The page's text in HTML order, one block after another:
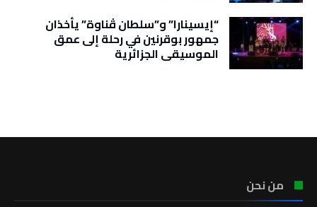
“إيسينارا” و”سلطان ڤناوة” يأخذان
جمهور بوقرنين في رحلة إلى عمق
الموسيقى الجزائرية
من نحن